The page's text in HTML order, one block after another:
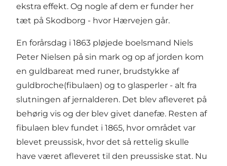
ekstra effekt. Og nogle af dem er funder her
tæt på Skodborg - hvor Hærvejen går.
En forårsdag i 1863 pløjede boelsmand Niels
Peter Nielsen på sin mark og op af jorden kom
en guldbareat med runer, brudstykke af
guldbroche(fibulaen) og to glasperler - alt fra
slutningen af jernalderen. Det blev afleveret på
behørig vis og der blev givet danefæ. Resten af
fibulaen blev fundet i 1865, hvor området var
blevet preussisk, hvor det så rettelig skulle
have været afleveret til den preussiske stat. Nu